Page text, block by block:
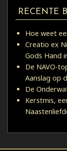
RECENTE
Hoe weet
Creatio ex
Gods Hand
De NAVO-
Aanslag op
De
Kerstmis,